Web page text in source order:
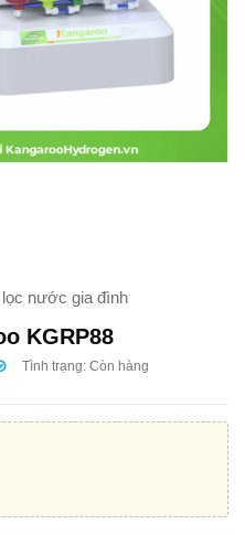
nước gia đình
KGRP88
Tình trạng:Còn hàng